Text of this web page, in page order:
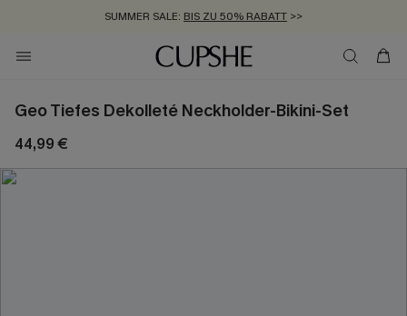
SUMMER SALE: BIS ZU 50% RABATT >>
ZUM NEWSLETTER:BIS ZU -20% EXTRA ERHALTEN
KOSTENLOSER VERSAND AB 89 €
Geo Tiefes Dekolleté Neckholder-Bikini-Set
44,99 €